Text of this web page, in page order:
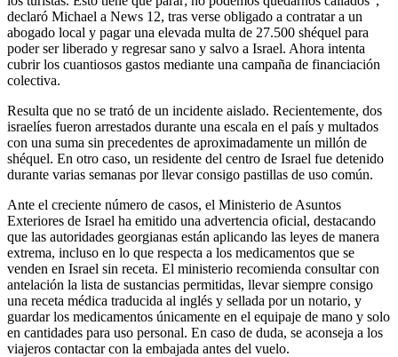
declaró Michael a News 12, tras verse obligado a contratar a un
abogado local y pagar una elevada multa de 27.500 shéquel para
poder ser liberado y regresar sano y salvo a Israel. Ahora intenta
cubrir los cuantiosos gastos mediante una campaña de financiación
colectiva.
Resulta que no se trató de un incidente aislado. Recientemente, dos
israelíes fueron arrestados durante una escala en el país y multados
con una suma sin precedentes de aproximadamente un millón de
shéquel. En otro caso, un residente del centro de Israel fue detenido
durante varias semanas por llevar consigo pastillas de uso común.
Ante el creciente número de casos, el Ministerio de Asuntos
Exteriores de Israel ha emitido una advertencia oficial, destacando
que las autoridades georgianas están aplicando las leyes de manera
extrema, incluso en lo que respecta a los medicamentos que se
venden en Israel sin receta. El ministerio recomienda consultar con
antelación la lista de sustancias permitidas, llevar siempre consigo
una receta médica traducida al inglés y sellada por un notario, y
guardar los medicamentos únicamente en el equipaje de mano y solo
en cantidades para uso personal. En caso de duda, se aconseja a los
viajeros contactar con la embajada antes del vuelo.